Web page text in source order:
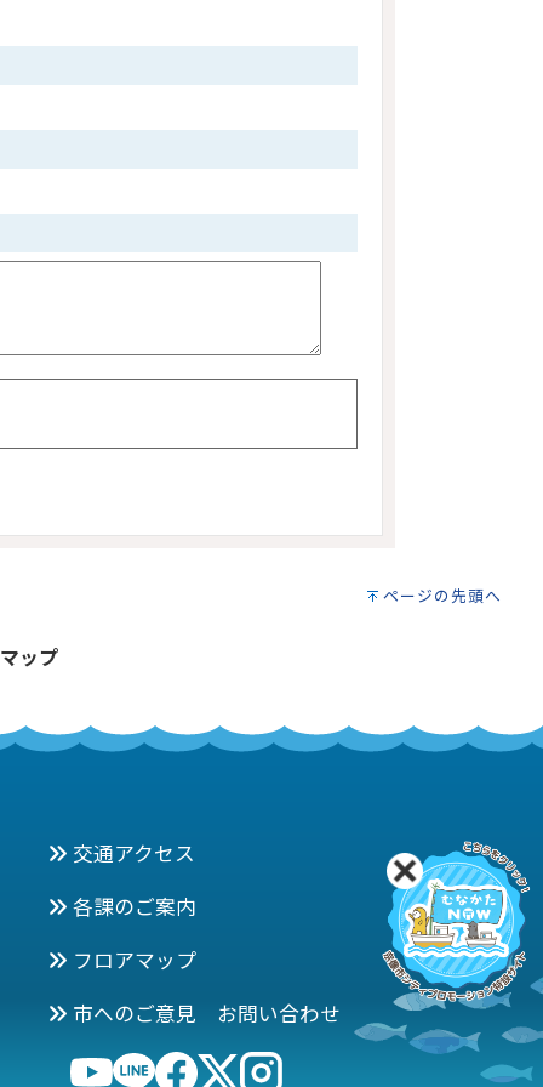
ページの先頭へ
ップ
交通アクセス
各課のご案内
フロアマップ
市へのご意見 お問い合わせ